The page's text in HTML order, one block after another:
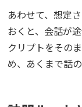
あわせて、想定
おくと、会話が
クリプトをその
め、あくまで話